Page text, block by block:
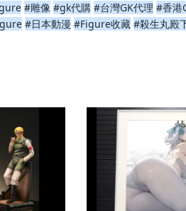
#雕像 #gk代購 #台灣GK代理 #香港
#日本動漫 #Figure收藏 #殺生丸殿